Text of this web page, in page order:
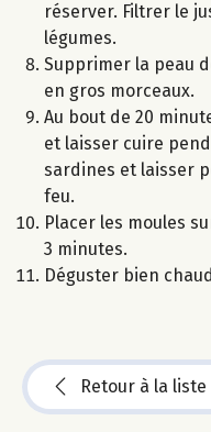
réserver. Filtrer le
légumes.
Supprimer la peau
en gros morceaux.
Au bout de 20
et laisser cuire
sardines et laisser
feu.
Placer les moules
3 minutes.
Déguster bien
Retour à la liste